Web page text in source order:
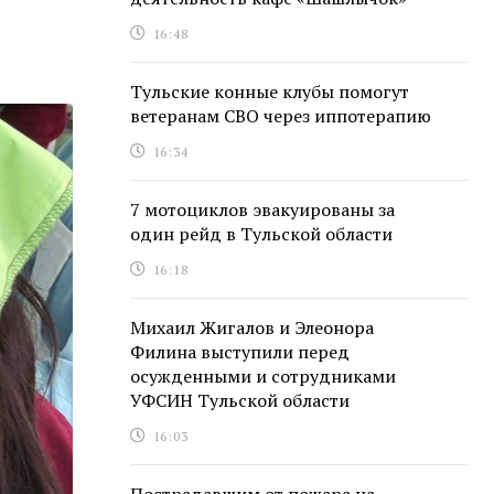
16:48
Тульские конные клубы помогут
ветеранам СВО через иппотерапию
16:34
7 мотоциклов эвакуированы за
один рейд в Тульской области
16:18
Михаил Жигалов и Элеонора
Филина выступили перед
осужденными и сотрудниками
УФСИН Тульской области
16:03